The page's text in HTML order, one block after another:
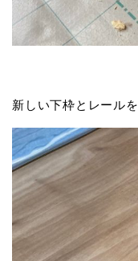
新しい下枠とレールを